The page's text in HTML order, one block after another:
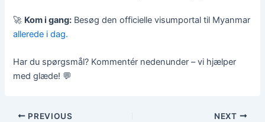
🚀 Kom i gang: Besøg den officielle visumportal til Myanmar
allerede i dag.
Har du spørgsmål? Kommentér nedenunder – vi hjælper
med glæde! 💬
PREVIOUS NEXT